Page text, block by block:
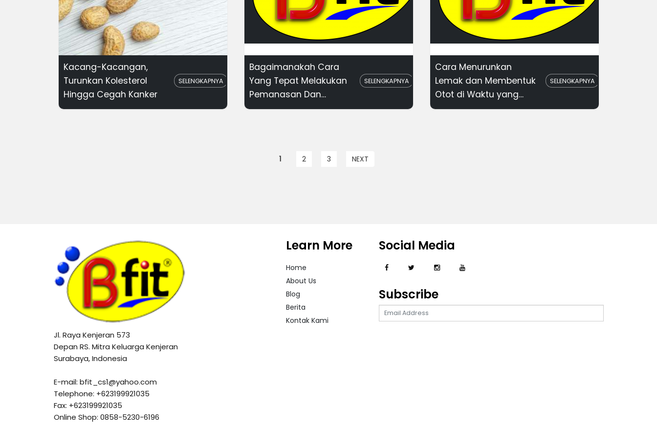
Kacang-Kacangan,
Turunkan Kolesterol
Hingga Cegah Kanker
SELENGKAPNYA
Bagaimanakah Cara
Yang Tepat Melakukan
Pemanasan Dan
Pendinginan
SELENGKAPNYA
Cara Menurunkan
Lemak dan Membentuk
Otot di Waktu yang
Sama
SELENGKAPNYA
1 2 3 NEXT
Jl. Raya Kenjeran 573
Depan RS. Mitra Keluarga Kenjeran
Surabaya, Indonesia
E-mail: bfit_cs1@yahoo.com
Telephone: +623199921035
Fax: +623199921035
Online Shop: 0858-5230-6196
Learn More
Home
About Us
Blog
Berita
Kontak Kami
Social Media
Subscribe